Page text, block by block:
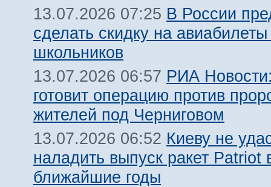
13.07.2026 07:25 В России
сделать скидку на
школьников
13.07.2026 06:57 РИА
готовит операцию против
жителей под Черниговом
13.07.2026 06:52 Киеву не
наладить выпуск ракет Patriot
ближайшие годы